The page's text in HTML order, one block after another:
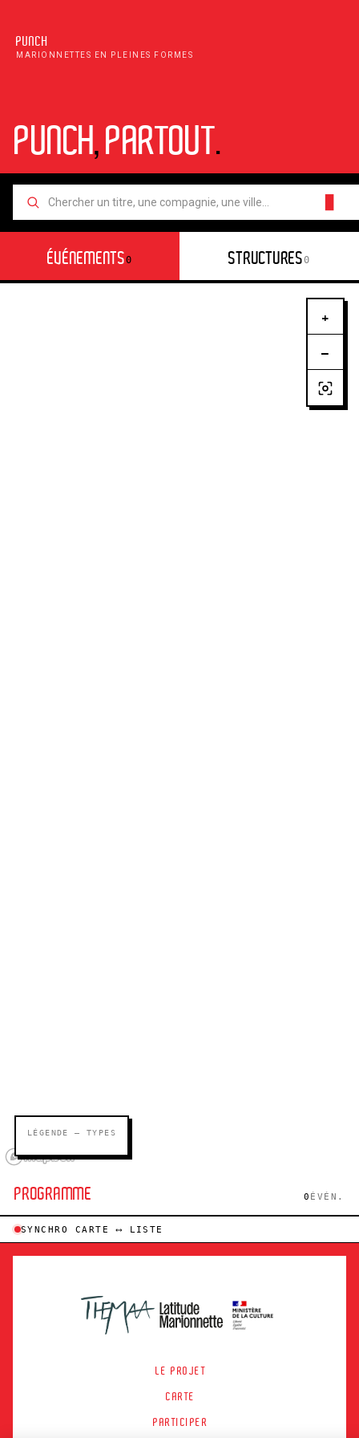
PUNCH
MARIONNETTES EN PLEINES FORMES
PUNCH,PARTOUT.
ÉVÉNEMENTS0 STRUCTURES0
+
−
LÉGENDE — TYPES
PROGRAMME 0 ÉVÉN.
SYNCHRO CARTE ⟷ LISTE
LE PROJET
CARTE
PARTICIPER